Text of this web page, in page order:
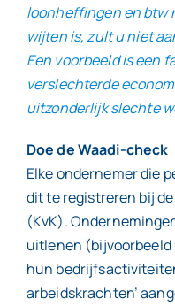
loonheffingen en btw
wijten is, zult u niet
Een voorbeeld is een
verslechterde
uitzonderlijk slechte
Doe de Waadi-check
Elke ondernemer die
dit te registreren bij
(KvK).
uitlenen
hun
arbeidskrachten’